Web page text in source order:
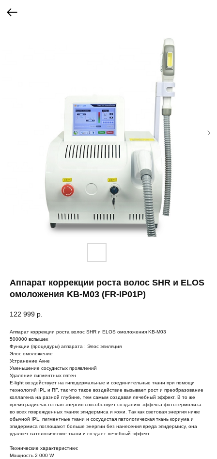
Аппарат коррекции роста волос SHR и ELOS
омоложения KB-M03 (FR-IP01P)
122 999 р.
Аппарат коррекции роста волос SHR и ELOS омоложения KB-M03
500000 вспышек
Функции (процедуры) аппарата : Элос эпиляция
Элос омоложение
Устранение Акне
Уменьшение сосудистых проявлений
Удаление пигментных пятен
E-light воздействует на гиподермальные и соединительные ткани при помощи
технологий IPL и RF, так что такое воздействие вызывает рост и преобразование
коллагена на разной глубине, тем самым создавая лечебный эффект. В то же
время радиочастотная энергия способствует созданию эффекта фототермолиза
во всех поврежденных тканях эпидермиса и кожи. Так как световая энергия ниже
обычной IPL, пигментные ткани и сосудистая патологическая ткань кориума и
эпидермиса поглощают больше энергии без нанесения вреда эпидермису, она
удаляет патологические ткани и создает лечебный эффект.
Технические характеристики:
Мощность 2 000 W